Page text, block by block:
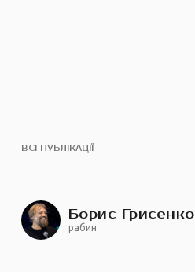
ВСІ ПУБЛІКАЦІЇ
Борис Грисенко
рабин